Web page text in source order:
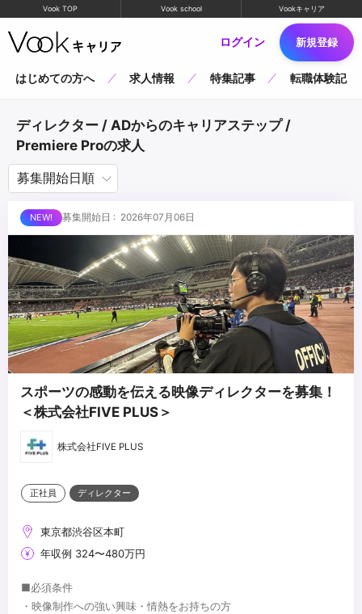
Vook TOP Vook school Vookキャリア
ログイン 新規登録
はじめての方へ 求人情報 特集記事 転職体験記
ディレクター / ADからのキャリアステップ /
Premiere Proの求人
募集開始日 : 2026年07月06日
スポーツの感動を伝える映像ディレクターを募集！
＜株式会社FIVE PLUS＞
株式会社FIVE PLUS
正社員 ディレクター
東京都渋谷区本町
年収例 324〜480万円
■必須条件
・映像制作への強い興味・情熱をお持ちの方